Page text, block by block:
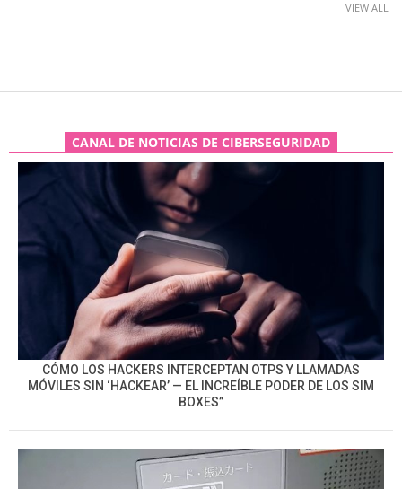
VIEW ALL
CANAL DE NOTICIAS DE CIBERSEGURIDAD
CÓMO LOS HACKERS INTERCEPTAN OTPS Y LLAMADAS
MÓVILES SIN ‘HACKEAR’ — EL INCREÍBLE PODER DE LOS SIM
BOXES”